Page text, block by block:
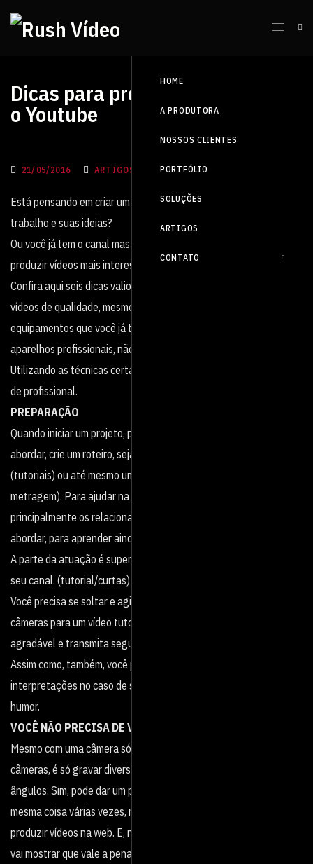
HOME
A PRODUTORA
NOSSOS CLIENTES
PORTFÓLIO
SOLUÇÕES
ARTIGOS
CONTATO
Dicas para produzir vídeos para
o Youtube
21/05/2016 ARTIGOS, BLOG
Está pensando em criar um canal no YouTube para divulgar seu
trabalho e suas ideias?
Ou você já tem o canal mas precisa de inspiração para
produzir vídeos mais interessantes e aumentar a sua audiência?
Confira aqui seis dicas valiosas que vão te ajudar a produzir
vídeos de qualidade, mesmo que com pouco investimento e com
equipamentos que você já tem em mãos ou, se fizer questão de
aparelhos profissionais, não vai gastar tanto assim.
Utilizando as técnicas certas, você vai produzir vídeos com cara
de profissional.
PREPARAÇÃO
Quando iniciar um projeto, pense no tema e no conteúdo que vai
abordar, crie um roteiro, seja para produzir vídeos explicativos
(tutoriais) ou até mesmo uma encenação (curta ou um longa-
metragem). Para ajudar na inspiração, assista bastante vídeos,
principalmente os relacionados ao assunto que você quer
abordar, para aprender ainda mais e ter boas ideias.
A parte da atuação é superimportante, independente da linha do
seu canal. (tutorial/curtas)
Você precisa se soltar e agir o mais natural possível em frente às
câmeras para um vídeo tutorial, para que seu tom de voz fique
agradável e transmita segurança.
Assim como, também, você pode seguir uma linha teatral para as
interpretações no caso de ser um vlog ou canal voltado para
humor.
VOCÊ NÃO PRECISA DE VÁRIAS CÂMERAS
Mesmo com uma câmera só, você pode ter efeito de múltiplas
câmeras, é só gravar diversas vezes a mesma cena em diversos
ângulos. Sim, pode dar um pouco de trabalho ter que gravar a
mesma coisa várias vezes, mas é o jeito mais econômico para
produzir vídeos na web. E, no final, o resultado vai ser animador e
vai mostrar que vale a pena. Até mesmo com o celular é possível